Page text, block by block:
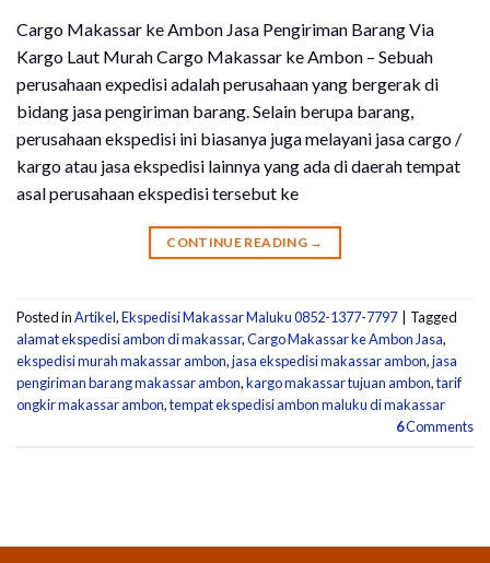
Cargo Makassar ke Ambon Jasa Pengiriman Barang Via
Kargo Laut Murah Cargo Makassar ke Ambon – Sebuah
perusahaan expedisi adalah perusahaan yang bergerak di
bidang jasa pengiriman barang. Selain berupa barang,
perusahaan ekspedisi ini biasanya juga melayani jasa cargo /
kargo atau jasa ekspedisi lainnya yang ada di daerah tempat
asal perusahaan ekspedisi tersebut ke
CONTINUE READING →
Posted inArtikel,Ekspedisi Makassar Maluku 0852-1377-7797
Tagged
alamat ekspedisi ambon di makassar,Cargo Makassar ke Ambon Jasa,
ekspedisi murah makassar ambon,jasa ekspedisi makassar ambon,jasa
pengiriman barang makassar ambon,kargo makassar tujuan ambon,tarif
ongkir makassar ambon,tempat ekspedisi ambon maluku di makassar
6Comments